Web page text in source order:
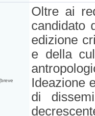
Oltre ai
candidato
edizione
e della
Ideazione
di